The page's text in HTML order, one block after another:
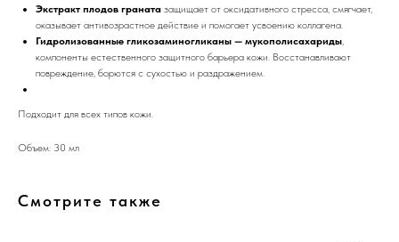
Экстракт плодов граната защищает от оксидативного стресса, смягчает,
оказывает антивозрастное действие и помогает усвоению коллагена.
Гидролизованные гликозаминогликаны — мукополисахариды,
компоненты естественного защитного барьера кожи. Восстанавливают
повреждение, борются с сухостью и раздражением.
Подходит для всех типов кожи.
Объем: 30 мл
Смотрите также